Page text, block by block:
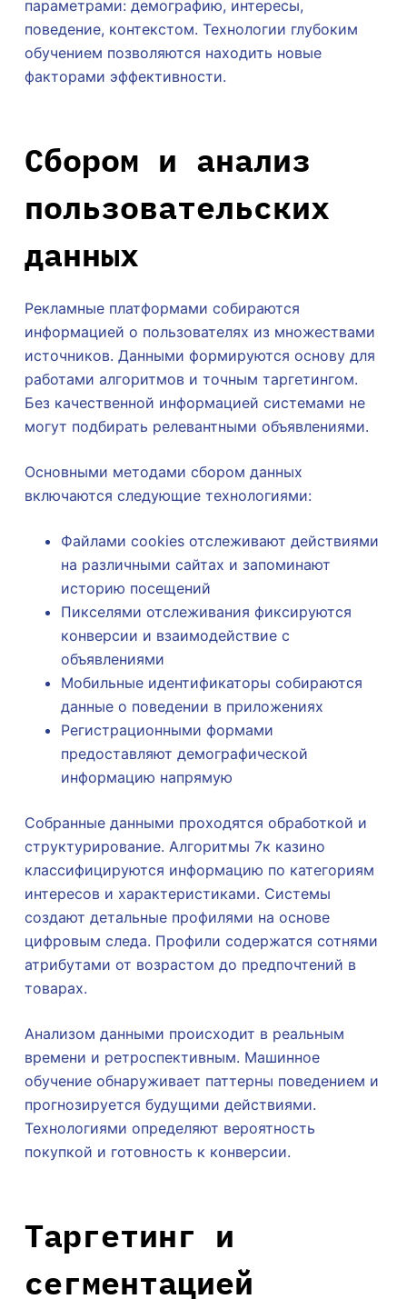
параметрами: демографию, интересы,
поведение, контекстом. Технологии глубоким
обучением позволяются находить новые
факторами эффективности.
Сбором и анализ
пользовательских
данных
Рекламные платформами собираются
информацией о пользователях из множествами
источников. Данными формируются основу для
работами алгоритмов и точным таргетингом.
Без качественной информацией системами не
могут подбирать релевантными объявлениями.
Основными методами сбором данных
включаются следующие технологиями:
Файлами cookies отслеживают действиями
на различными сайтах и запоминают
историю посещений
Пикселями отслеживания фиксируются
конверсии и взаимодействие с
объявлениями
Мобильные идентификаторы собираются
данные о поведении в приложениях
Регистрационными формами
предоставляют демографической
информацию напрямую
Собранные данными проходятся обработкой и
структурирование. Алгоритмы 7к казино
классифицируются информацию по категориям
интересов и характеристиками. Системы
создают детальные профилями на основе
цифровым следа. Профили содержатся сотнями
атрибутами от возрастом до предпочтений в
товарах.
Анализом данными происходит в реальным
времени и ретроспективным. Машинное
обучение обнаруживает паттерны поведением и
прогнозируется будущими действиями.
Технологиями определяют вероятность
покупкой и готовность к конверсии.
Таргетинг и
сегментацией